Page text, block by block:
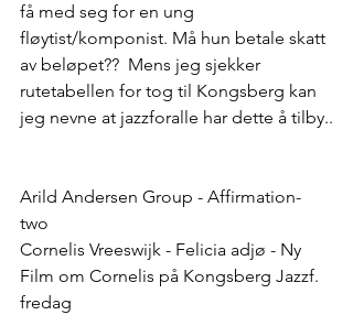
få med seg for en ung
fløytist/komponist. Må hun betale skatt
av beløpet??  Mens jeg sjekker
rutetabellen for tog til Kongsberg kan
jeg nevne at jazzforalle har dette å tilby..
Arild Andersen Group - Affirmation-
two
Cornelis Vreeswijk - Felicia adjø - Ny
Film om Cornelis på Kongsberg Jazzf.
fredag